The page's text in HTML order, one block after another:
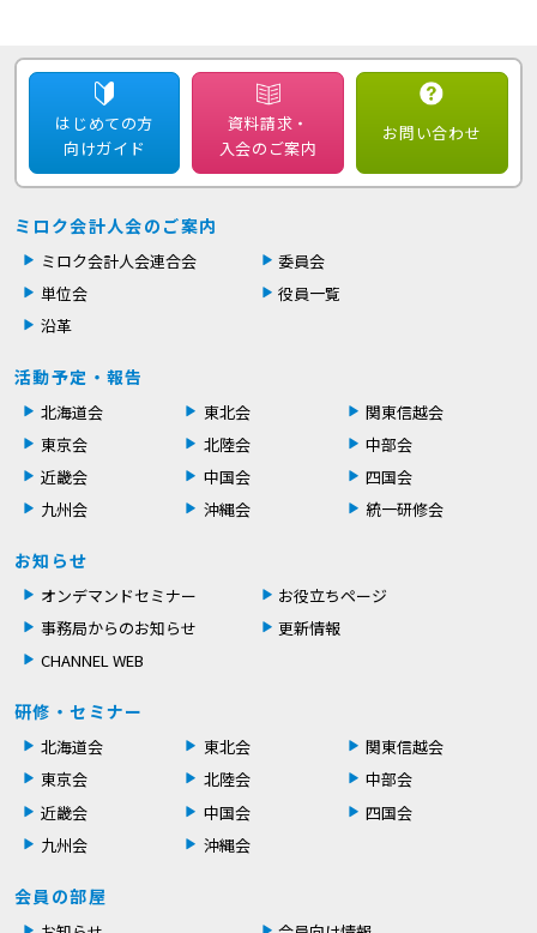
はじめての方
向けガイド
資料請求・
入会のご案内
お問い合わせ
ミロク会計人会のご案内
ミロク会計人会連合会
委員会
単位会
役員一覧
沿革
活動予定・報告
北海道会 東北会
関東信越会
東京会
北陸会
中部会
近畿会
中国会
四国会
九州会
沖縄会 統一研修会
お知らせ
オンデマンドセミナー
お役立ちページ
事務局からのお知らせ
更新情報
CHANNEL WEB
研修・セミナー
北海道会 東北会
関東信越会
東京会
北陸会
中部会
近畿会
中国会
四国会
九州会
沖縄会
会員の部屋